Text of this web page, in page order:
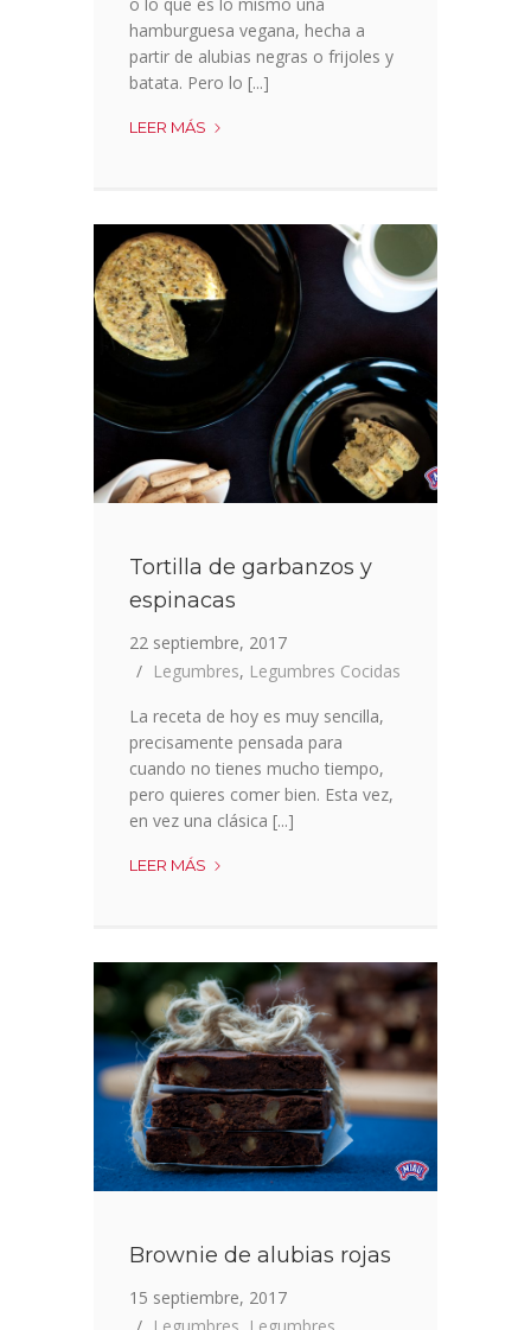
hamburguesa vegana, hecha a
partir de alubias negras o frijoles y
batata. Pero lo [...]
LEER MÁS
NEGRAS
Tortilla de garbanzos y
espinacas
22 septiembre, 2017
Legumbres, Legumbres Cocidas
La receta de hoy es muy sencilla,
precisamente pensada para
cuando no tienes mucho tiempo,
pero quieres comer bien. Esta vez,
en vez una clásica [...]
LEER MÁS
ESPINACAS
Brownie de alubias rojas
15 septiembre, 2017